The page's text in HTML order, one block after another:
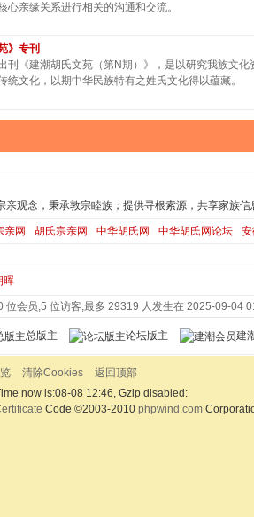
心亲缘关系进行相关的沟通和交流。
》专刊
刊《建潮胡氏文苑（第N期）》，是以研究我族文
统文化，以期中华民族特有之姓氏文化得以蕴藏。
亲观念，秉承敦宗睦族；提供寻根索源，共享家族信
亲网 胡氏宗亲网 中华胡氏网 中华胡氏网论坛
晖
位会员,5 位访客,最多 29319 人发生在 2025-09-04
总版主 论坛版主 建
清除Cookies
返回顶部
now is:08-08 12:46, Gzip disabled:
Code ©2003-2010 phpwind.com